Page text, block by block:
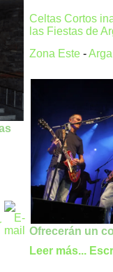
Celtas Cortos
las Fiestas de
Zona Este -
Ofrecerán un
Leer más...